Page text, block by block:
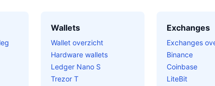
Wallets
Wallet overzicht
Hardware wallets
Ledger Nano S
Trezor T
Exchanges
Exchanges
Binance
Coinbase
LiteBit